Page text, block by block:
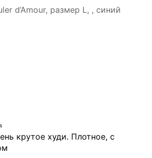
d’Amour, размер L, , синий
крутое худи. Плотное, с